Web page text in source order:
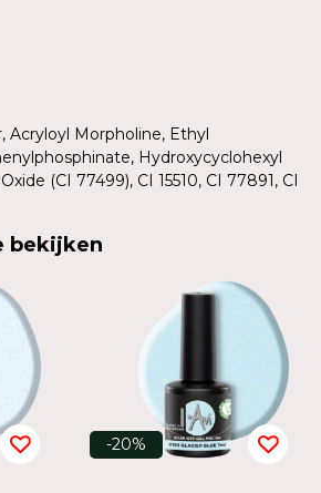
Acryloyl Morpholine, Ethyl
Hydroxycyclohexyl
(CI 77499), CI 15510, CI 77891, CI
bekijken
-20%